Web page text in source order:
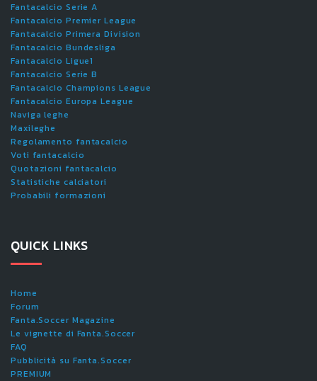
Fantacalcio Serie A
Fantacalcio Premier League
Fantacalcio Primera Division
Fantacalcio Bundesliga
Fantacalcio Ligue1
Fantacalcio Serie B
Fantacalcio Champions League
Fantacalcio Europa League
Naviga leghe
Maxileghe
Regolamento fantacalcio
Voti fantacalcio
Quotazioni fantacalcio
Statistiche calciatori
Probabili formazioni
QUICK LINKS
Home
Forum
Fanta.Soccer Magazine
Le vignette di Fanta.Soccer
FAQ
Pubblicità su Fanta.Soccer
PREMIUM